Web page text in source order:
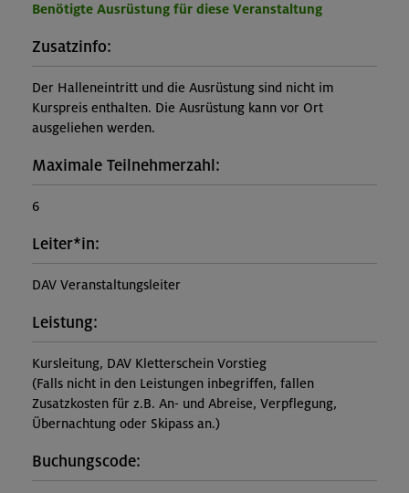
Benötigte Ausrüstung für diese Veranstaltung
Zusatzinfo:
Der Halleneintritt und die Ausrüstung sind nicht im
Kurspreis enthalten. Die Ausrüstung kann vor Ort
ausgeliehen werden.
Maximale Teilnehmerzahl:
6
Leiter*in:
DAV Veranstaltungsleiter
Leistung:
Kursleitung, DAV Kletterschein Vorstieg
(Falls nicht in den Leistungen inbegriffen, fallen
Zusatzkosten für z.B. An- und Abreise, Verpflegung,
Übernachtung oder Skipass an.)
Buchungscode: